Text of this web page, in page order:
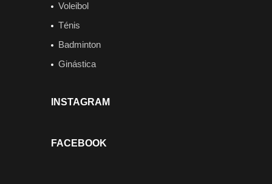
Voleibol
Ténis
Badminton
Ginástica
INSTAGRAM
FACEBOOK